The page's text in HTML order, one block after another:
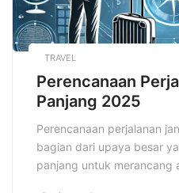
TRAVEL
Perencanaan
Panjang 2025
Perencanaan perjalanan
bagian dari upaya besar
panjang untuk merancang